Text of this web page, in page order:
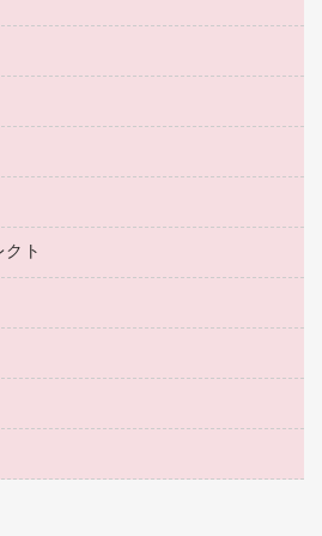
品
式）
式）
）
）
カー
ク）
芯
品
ト
品・飲料）
・飲料・食添製品）